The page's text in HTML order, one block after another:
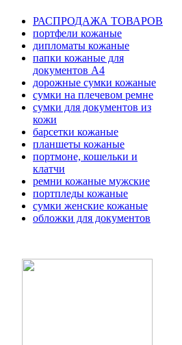
РАСПРОДАЖА ТОВАРОВ
портфели кожаные
дипломаты кожаные
папки кожаные для
документов А4
дорожные сумки кожаные
сумки на плечевом ремне
сумки для документов из
кожи
барсетки кожаные
планшеты кожаные
портмоне, кошельки и
клатчи
ремни кожаные мужские
портпледы кожаные
сумки женские кожаные
обложки для документов